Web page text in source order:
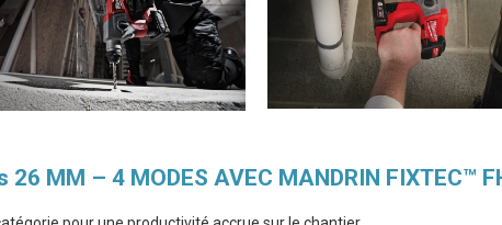
MM – 4 MODES AVEC MANDRIN FIXTEC™